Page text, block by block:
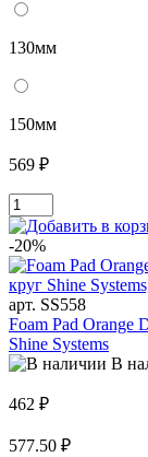
130мм
150мм
569 ₽
-20%
арт. SS558
Foam Pad
Shine Systems
В
462 ₽
577.50 ₽